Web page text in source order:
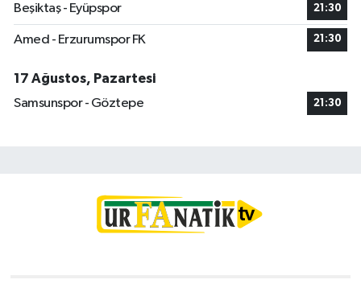
Beşiktaş - Eyüpspor 21:30
Amed - Erzurumspor FK 21:30
17 Ağustos, Pazartesi
Samsunspor - Göztepe
21:30